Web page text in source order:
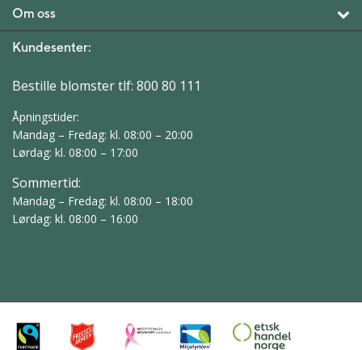
Om oss
Kundesenter:
Bestille blomster tlf: 800 80 111
Åpningstider:
Mandag – Fredag: kl. 08:00 – 20:00
Lørdag: kl. 08:00 – 17:00
Sommertid:
Mandag – Fredag: kl. 08:00 – 18:00
Lørdag: kl. 08:00 – 16:00